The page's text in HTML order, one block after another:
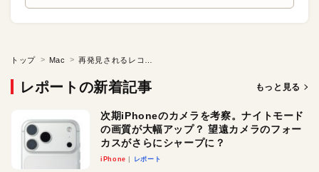
トップ Mac
レポートの新着記事 もっと見る
次期iPhoneのカメラを考察。ナイトモード
の画質が大幅アップ？ 望遠カメラのフォー
カスがさらにシャープに？
iPhone レポート